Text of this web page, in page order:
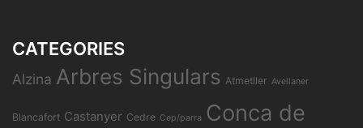
CATEGORIES
Alzina Arbres Singulars Atmetller Avellaner
Blancafort Castanyer Cedre Cep/parra
Conca de